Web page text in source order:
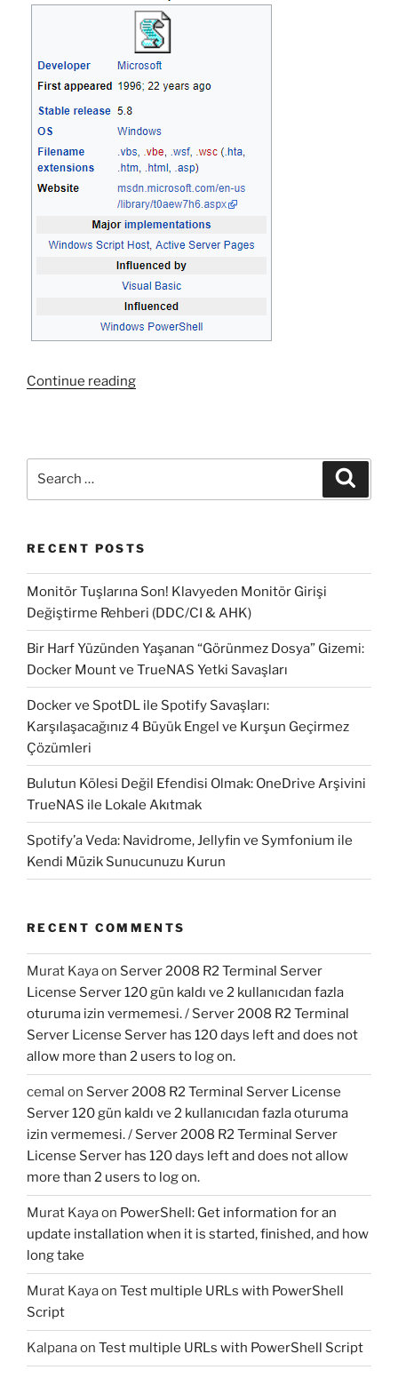
Continue reading“Create
RECENT POSTS
Monitör Tuşlarına Son! Klavyeden Monitör Girişi
Değiştirme Rehberi (DDC/CI & AHK)
Bir Harf Yüzünden Yaşanan “Görünmez Dosya” Gizemi:
Docker Mount ve TrueNAS Yetki Savaşları
Docker ve SpotDL ile Spotify Savaşları:
Karşılaşacağınız 4 Büyük Engel ve Kurşun Geçirmez
Çözümleri
Bulutun Kölesi Değil Efendisi Olmak: OneDrive Arşivini
TrueNAS ile Lokale Akıtmak
Spotify’a Veda: Navidrome, Jellyfin ve Symfonium ile
Kendi Müzik Sunucunuzu Kurun
RECENT COMMENTS
Murat Kayaon Server 2008 R2 Terminal Server
License Server 120 gün kaldı ve 2 kullanıcıdan fazla
oturuma izin vermemesi. / Server 2008 R2 Terminal
Server License Server has 120 days left and does not
allow more than 2 users to log on.
cemal on Server 2008 R2 Terminal Server License
Server 120 gün kaldı ve 2 kullanıcıdan fazla oturuma
izin vermemesi. / Server 2008 R2 Terminal Server
License Server has 120 days left and does not allow
more than 2 users to log on.
Murat Kayaon PowerShell: Get information for an
update installation when it is started, finished, and how
long take
Murat Kayaon Test multiple URLs with PowerShell
Script
Kalpanaon Test multiple URLs with PowerShell Script